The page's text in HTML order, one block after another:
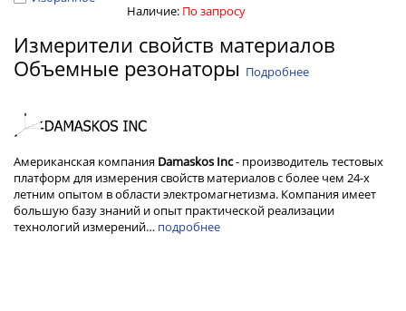
Наличие: По запросу
Измерители свойств материалов
Объемные резонаторы Подробнее
Американская компания Damaskos Inc- производитель тестовых
платформ для измерения свойств материалов с более чем 24-х
летним опытом в области электромагнетизма. Компания имеет
большую базу знаний и опыт практической реализации
технологий измерений… подробнее